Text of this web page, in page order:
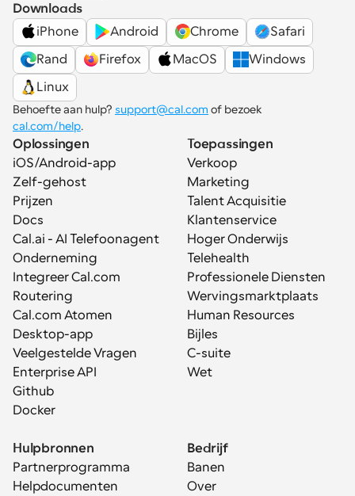
Downloads
iPhone
Android Chrome
Safari
Rand
Firefox MacOS
Windows
Linux
Behoefte aan hulp? support@cal.com
cal.com/help.
Oplossingen
iOS/Android-app
Zelf-gehost
Prijzen
Docs
Cal.ai - AI Telefoonagent
Onderneming
Integreer Cal.com
Routering
Cal.com Atomen
Desktop-app
Veelgestelde Vragen
Enterprise API
Github
Docker
Toepassingen
Verkoop
Marketing
Talent Acquisitie
Klantenservice
Hoger Onderwijs
Telehealth
Professionele Diensten
Wervingsmarktplaats
Human Resources
Bijles
C-suite
Wet
Hulpbronnen
Partnerprogramma
Helpdocumenten
Bedrijf
Banen
Over